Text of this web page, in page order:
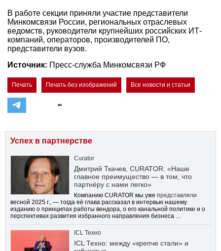
В работе секции приняли участие представители
Минкомсвязи России, региональных отраслевых
ведомств, руководители крупнейших российских ИТ-
компаний, операторов, производителей ПО,
представители вузов.
Источник: Пресс-служба Минкомсвязи РФ
Печать Печать без изображений Все новости и статьи
Успех в партнерстве
Curator
Дмитрий Ткачев, CURATOR: «Наше
главное преимущество — в том, что
партнёру с нами легко»
Компанию CURATOR мы уже представляли
весной 2025 г., — тогда её глава рассказал в интервью нашему
изданию о принципах работы вендора, о его канальной политике и о
перспективах развития избранного направления бизнеса …
ICL Техно
ICL Техно: между «крепче стали» и